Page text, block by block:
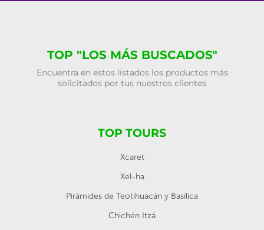
TOP "LOS MÁS BUSCADOS"
Encuentra en estos listados los productos más
solicitados por tus nuestros clientes
TOP TOURS
Xcaret
Xel-ha
Pirámides de Teotihuacán y Basílica
Chichén Itzá